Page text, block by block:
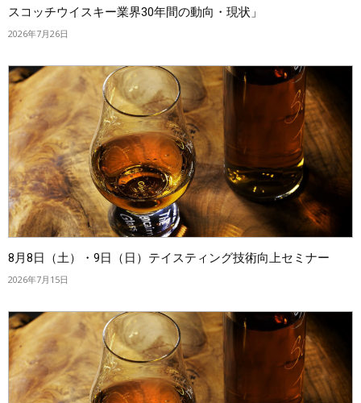
スコッチウイスキー業界30年間の動向・現状」
2026年7月26日
8月8日（土）・9日（日）テイスティング技術向上セミナー
2026年7月15日